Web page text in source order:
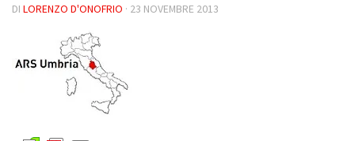
DI LORENZO D'ONOFRIO · 23 NOVEMBRE 2013